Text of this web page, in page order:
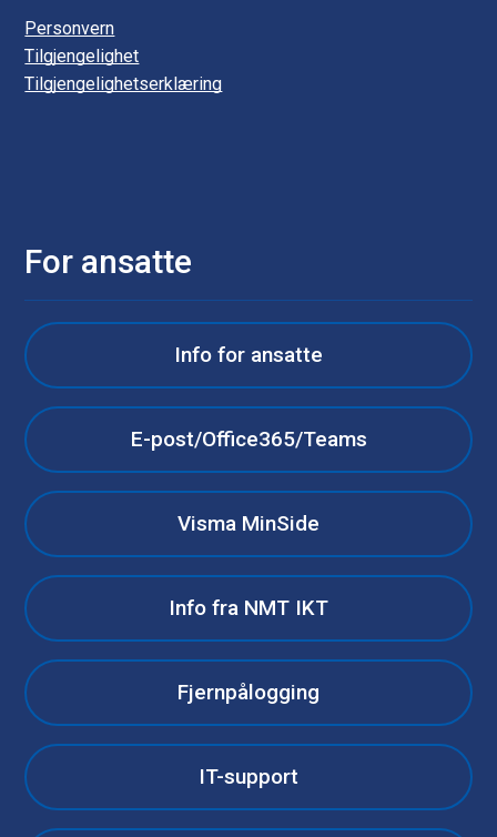
Personvern
Tilgjengelighet
Tilgjengelighetserklæring
For ansatte
Info for ansatte
E-post/Office365/Teams
Visma MinSide
Info fra NMT IKT
Fjernpålogging
IT-support